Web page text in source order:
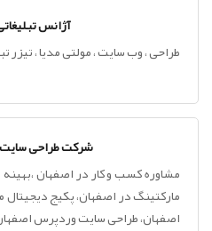
آژانس
طراحی ، وب سایت ، مولتی مدیا ، تیزر
شرکت طراحی سایت
مشاوره کسب و کار در اصفهان
مارکتینگ در اصفهان، پکیج
اصفهان، طراحی سایت وردپرس